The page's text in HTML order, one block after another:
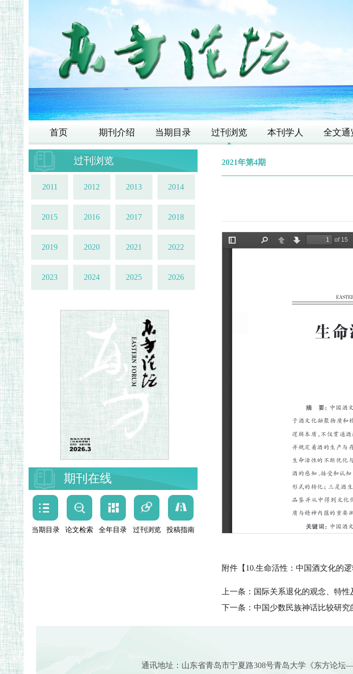
首页 期刊介绍 当期目录 过刊浏览 本刊学人 全文通
过刊浏览
2011 2012 2013 2014
2015 2016 2017 2018
2019 2020 2021 2022
2023 2024 2025 2026
期刊在线
当期目录 论文检索 全年目录 过刊浏览 投稿指南
2021年第4期
附件【 10.生命活性：中国酒文化的
上一条： 国际关系退化的观念、特
下一条： 中国少数民族神话比较研究
通讯地址：山东省青岛市宁夏路308号青岛大学《东方论